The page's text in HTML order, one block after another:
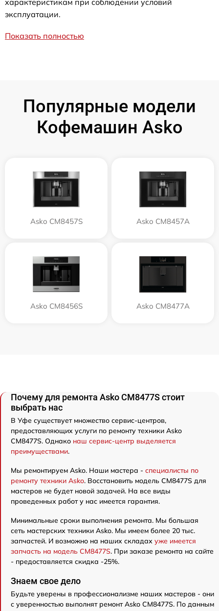
эксплуатации.
Показать полностью
Популярные модели
Кофемашин Asko
Asko CM8457S Asko CM8457A
Asko CM8456S Asko CM8477A
Почему для ремонта Asko CM8477S стоит
выбрать нас
В Уфе существует множество сервис-центров,
предоставляющих услуги по ремонту техники Asko
CM8477S. Однако наш сервис-центр выделяется
преимуществами.
Мы ремонтируем Asko. Наши мастера - специалисты по
ремонту техники Asko. Восстановить модель CM8477S для
мастеров не будет новой задачей. На все виды
проведенных работ у нас имеется гарантия.
Минимальные сроки выполнения ремонта. Мы большая
сеть мастерских техники Asko. Мы имеем более 20 тыс.
запчастей. И возможно на наших складах уже имеется
запчасть на модель CM8477S. При заказе ремонта на сайте
- предоставляется скидка -25%.
Знаем свое дело
Будьте уверены в профессионализме наших мастеров - они
с уверенностью выполнят ремонт Asko CM8477S. По данным